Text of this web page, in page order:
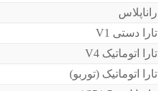
راناپلاس
تارا دستی V1
تارا اتوماتیک V4
تارا اتوماتیک (توربو)